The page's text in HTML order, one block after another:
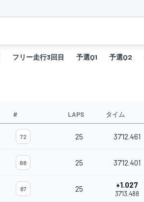
フリー走行3回目 予選Q1 予選Q2
# LAPS タイム
72 25 37'12.461
88 25 37'12.401
87 25 +1.027
37'13.488